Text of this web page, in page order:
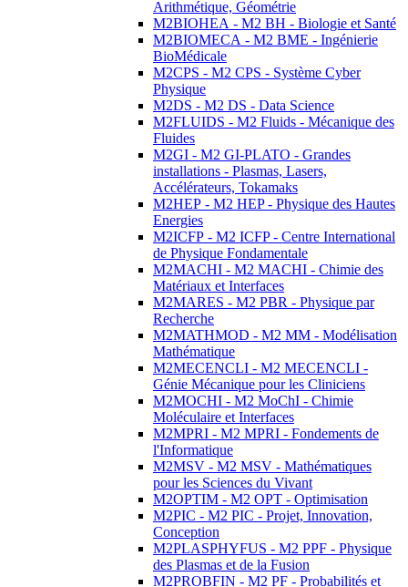
Arithmétique, Géométrie
M2BIOHEA - M2 BH - Biologie et Santé
M2BIOMECA - M2 BME - Ingénierie
BioMédicale
M2CPS - M2 CPS - Système Cyber
Physique
M2DS - M2 DS - Data Science
M2FLUIDS - M2 Fluids - Mécanique des
Fluides
M2GI - M2 GI-PLATO - Grandes
installations - Plasmas, Lasers,
Accélérateurs, Tokamaks
M2HEP - M2 HEP - Physique des Hautes
Energies
M2ICFP - M2 ICFP - Centre International
de Physique Fondamentale
M2MACHI - M2 MACHI - Chimie des
Matériaux et Interfaces
M2MARES - M2 PBR - Physique par
Recherche
M2MATHMOD - M2 MM - Modélisation
Mathématique
M2MECENCLI - M2 MECENCLI -
Génie Mécanique pour les Cliniciens
M2MOCHI - M2 MoChI - Chimie
Moléculaire et Interfaces
M2MPRI - M2 MPRI - Fondements de
l'Informatique
M2MSV - M2 MSV - Mathématiques
pour les Sciences du Vivant
M2OPTIM - M2 OPT - Optimisation
M2PIC - M2 PIC - Projet, Innovation,
Conception
M2PLASPHYFUS - M2 PPF - Physique
des Plasmas et de la Fusion
M2PROBFIN - M2 PF - Probabilités et